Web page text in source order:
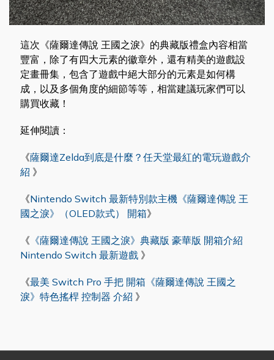
這次《薩爾達傳說 王國之淚》的典藏版禮盒內容相當
豐富，除了有四大元素的徽章外，還有精美的遊戲設
定畫冊集，包含了遊戲中絕大部分的元素是如何構
成，以及多個角度的細節等等，相當建議玩家們可以
購買收藏！
延伸閱讀：
《薩爾達Zelda到底是什麼？任天堂最紅的電玩遊戲介
紹 》
《Nintendo Switch 最新特別款主機《薩爾達傳說 王
國之淚》（OLED款式） 開箱》
《 《薩爾達傳說 王國之淚》典藏版 豪華版 開箱介紹
Nintendo Switch 最新遊戲 》
《最美 Switch Pro 手把 開箱《薩爾達傳說 王國之
淚》特色搖桿 控制器 介紹 》